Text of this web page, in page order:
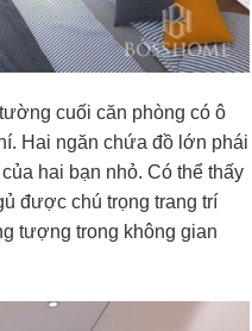
cuối căn phòng có ô
Hai ngăn chứa đồ lớn phái
hai bạn nhỏ. Có thể thấy
được chú trọng trang trí
tượng trong không gian